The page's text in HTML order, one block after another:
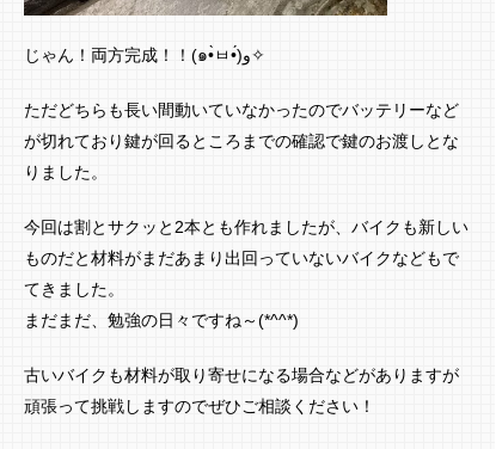
じゃん！両方完成！！(๑•̀ㅂ•́)و✧
ただどちらも長い間動いていなかったのでバッテリーなど
が切れており鍵が回るところまでの確認で鍵のお渡しとな
りました。
今回は割とサクッと2本とも作れましたが、バイクも新しい
ものだと材料がまだあまり出回っていないバイクなどもで
てきました。
まだまだ、勉強の日々ですね～(*^^*)
古いバイクも材料が取り寄せになる場合などがありますが
頑張って挑戦しますのでぜひご相談ください！